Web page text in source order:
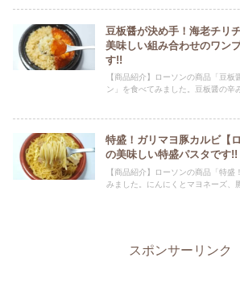
豆板醤が決め手！海老チリ
美味しい組み合わせのワン
す!!
【商品紹介】ローソンの商品「豆
ン」を食べてみました。豆板醤の辛
特盛！ガリマヨ豚カルビ【
の美味しい特盛パスタです!!
【商品紹介】ローソンの商品「特
みました。にんにくとマヨネーズ、
スポンサーリンク